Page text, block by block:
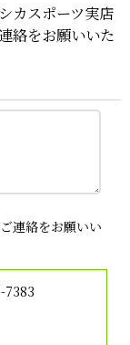
カスポーツ実店
絡をお願いいた
連絡をお願いい
7383